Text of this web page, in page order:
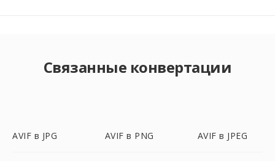
Связанные конвертации
AVIF в JPG AVIF в PNG AVIF в JPEG